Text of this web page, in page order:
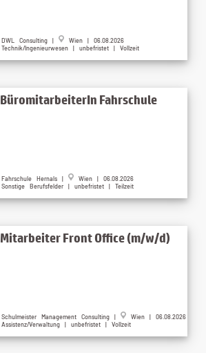
DWL Consulting |
Wien | 06.08.2026
Technik/Ingenieurwesen | unbefristet | Vollzeit
BüromitarbeiterIn Fahrschule
Fahrschule Hernals |
Wien | 06.08.2026
Sonstige Berufsfelder | unbefristet | Teilzeit
Mitarbeiter Front Office (m/w/d)
Schulmeister Management Consulting |
Wien | 06.08.2026
Assistenz/Verwaltung | unbefristet | Vollzeit